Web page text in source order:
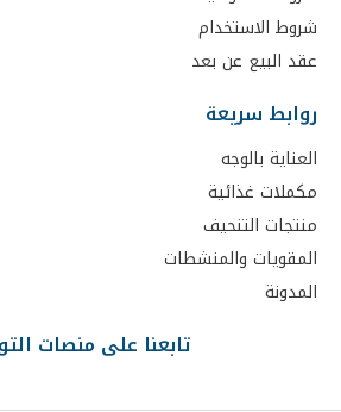
شروط الاستخدام
عقد البيع عن بعد
روابط سريعة
العناية بالوجه
مكملات غذائية
منتجات التنحيف
المقويات والمنشطات
المدونة
تابعنا على منصات